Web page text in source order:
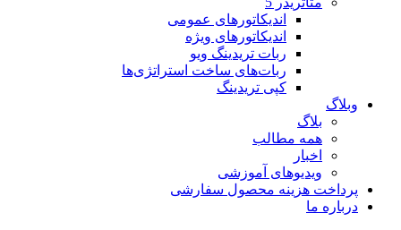
اندیکاتورهای عمومی
اندیکاتورهای ویژه
ربات تریدینگ ویو
ربات‌های ساخت استراتژی‌ها
کپی تریدینگ
وبلاگ
بلاگ
همه مطالب
اخبار
ویدیوهای آموزشی
پرداخت هزینه محصول سفارشی
درباره ما